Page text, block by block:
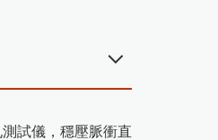
試儀，穩壓脈衝直